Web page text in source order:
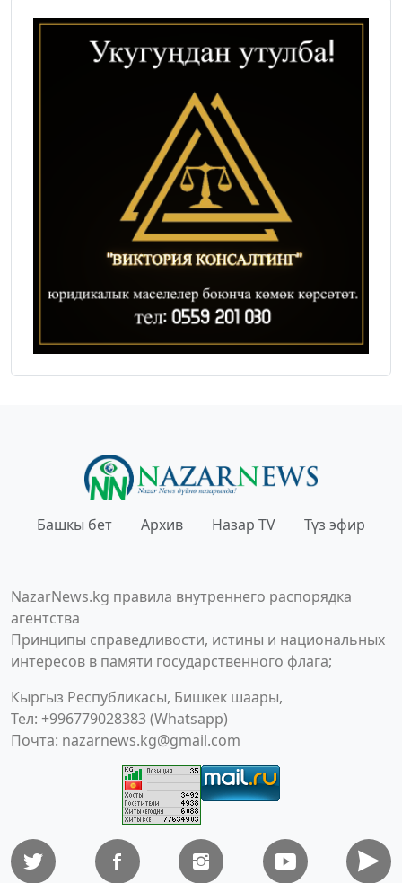
Башкы бет Архив Назар TV Түз эфир
NazarNews.kg правила внутреннего распорядка
агентства
Принципы справедливости, истины и национальных
интересов в памяти государственного флага;
Кыргыз Республикасы, Бишкек шаары,
Тел: +996779028383 (Whatsapp)
Почта: nazarnews.kg@gmail.com